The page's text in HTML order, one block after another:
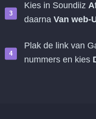
Kies in Soundiiz
daarna Van web-
Plak de link van
nummers en kies